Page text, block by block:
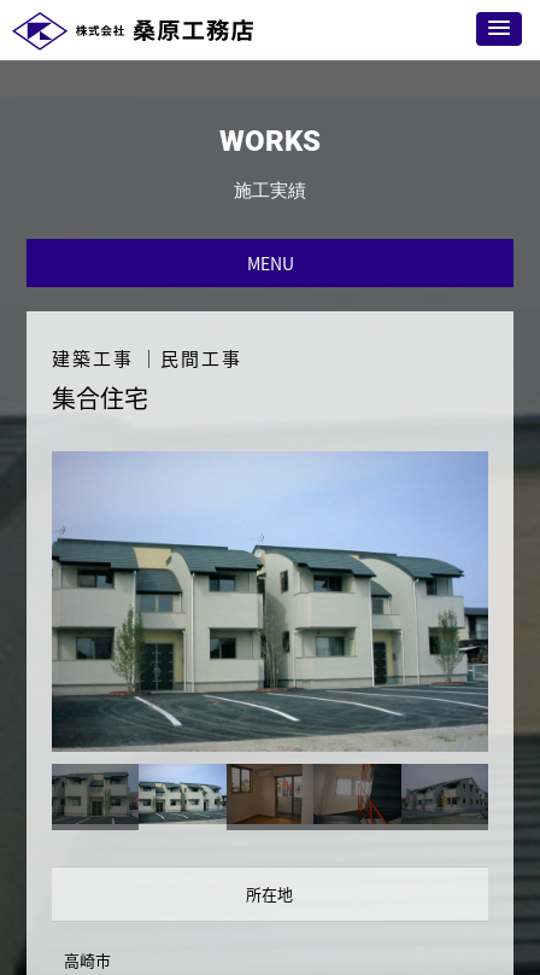
WORKS
施工実績
MENU
建築工事 ｜ 民間工事
集合住宅
所在地
高崎市